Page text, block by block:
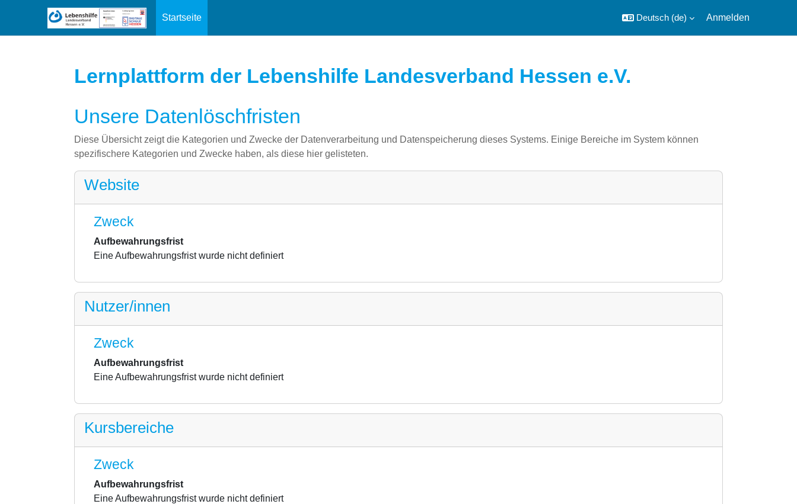
Startseite Deutsch ‎(de)‎ Anmelden
Lernplattform der Lebenshilfe Landesverband Hessen e.V.
Unsere Datenlöschfristen
Diese Übersicht zeigt die Kategorien und Zwecke der Datenverarbeitung und Datenspeicherung dieses Systems. Einige Bereiche im System können
spezifischere Kategorien und Zwecke haben, als diese hier gelisteten.
Website
Zweck
Aufbewahrungsfrist
Eine Aufbewahrungsfrist wurde nicht definiert
Nutzer/innen
Zweck
Aufbewahrungsfrist
Eine Aufbewahrungsfrist wurde nicht definiert
Kursbereiche
Zweck
Aufbewahrungsfrist
Eine Aufbewahrungsfrist wurde nicht definiert